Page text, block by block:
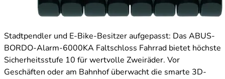
Stadtpendler und E-Bike-Besitzer aufgepasst: Das ABUS-
BORDO-Alarm-6000KA Faltschloss Fahrrad bietet höchste
Sicherheitsstufe 10 für wertvolle Zweiräder. Vor
Geschäften oder am Bahnhof überwacht die smarte 3D-